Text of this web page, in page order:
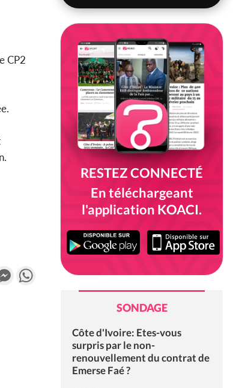
CP2
MessengerWhatsApp
RESTEZ CONNECTÉ
En téléchargeant
l'application KOACI.
SONDAGE
Côte d'Ivoire: Etes-vous
surpris par le non-
renouvellement du contrat de
Emerse Faé ?